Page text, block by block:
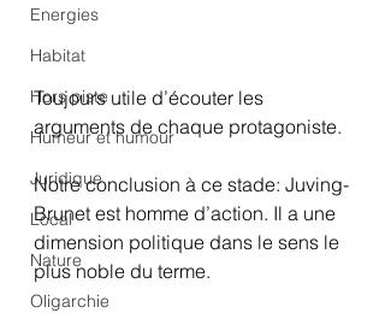
Energies
Habitat
Hors piste
Humeur et humour
Juridique
Local
Nature
Oligarchie
Toujours utile d’écouter les
arguments de chaque protagoniste.
Notre conclusion à ce stade: Juving-
Brunet est homme d’action. Il a une
dimension politique dans le sens le
plus noble du terme.